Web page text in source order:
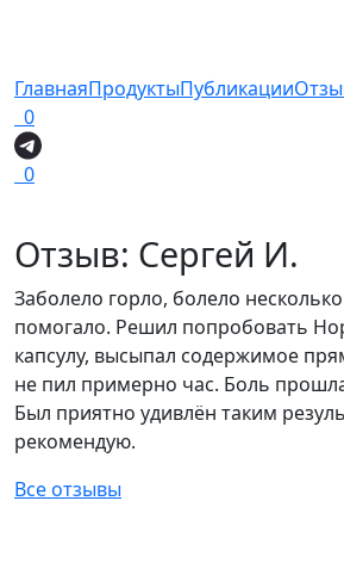
ГлавнаяПродуктыПубликации
0
0
Отзыв: Сергей И.
Заболело горло, болело
помогало. Решил попробовать
капсулу, высыпал содержимое
не пил примерно час. Боль
Был приятно удивлён таким
рекомендую.
Все отзывы